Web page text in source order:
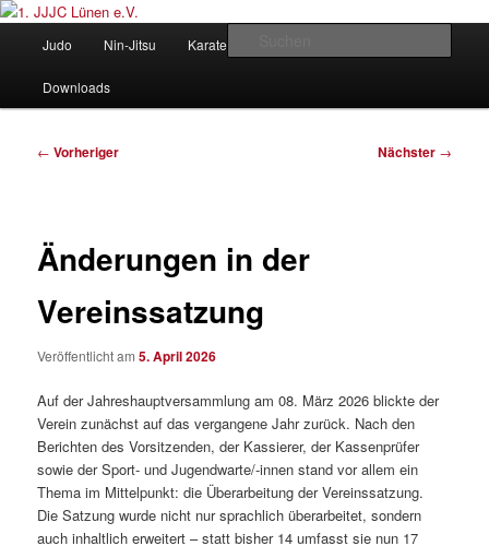
Zum
springen1. JJJC Lünen e.V.
Judo und Ninjitsu
Judo Nin-Jitsu Karate
Downloads
Beitragsnavigation
← Vorheriger Nächster →
Änderungen in der
Vereinssatzung
Veröffentlicht am5. April 2026
Auf der Jahreshauptversammlung am 08. März 2026 blickte der
Verein zunächst auf das vergangene Jahr zurück. Nach den
Berichten des Vorsitzenden, der Kassierer, der Kassenprüfer
sowie der Sport- und Jugendwarte/-innen stand vor allem ein
Thema im Mittelpunkt: die Überarbeitung der Vereinssatzung.
Die Satzung wurde nicht nur sprachlich überarbeitet, sondern
auch inhaltlich erweitert – statt bisher 14 umfasst sie nun 17